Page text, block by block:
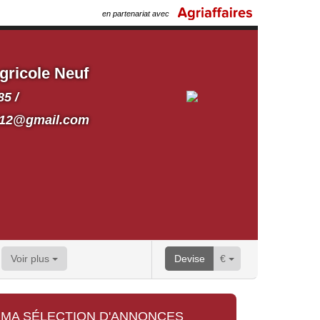
en partenariat avec
Neuf
/
Devise €
Voir plus
MA SÉLECTION D'ANNONCES